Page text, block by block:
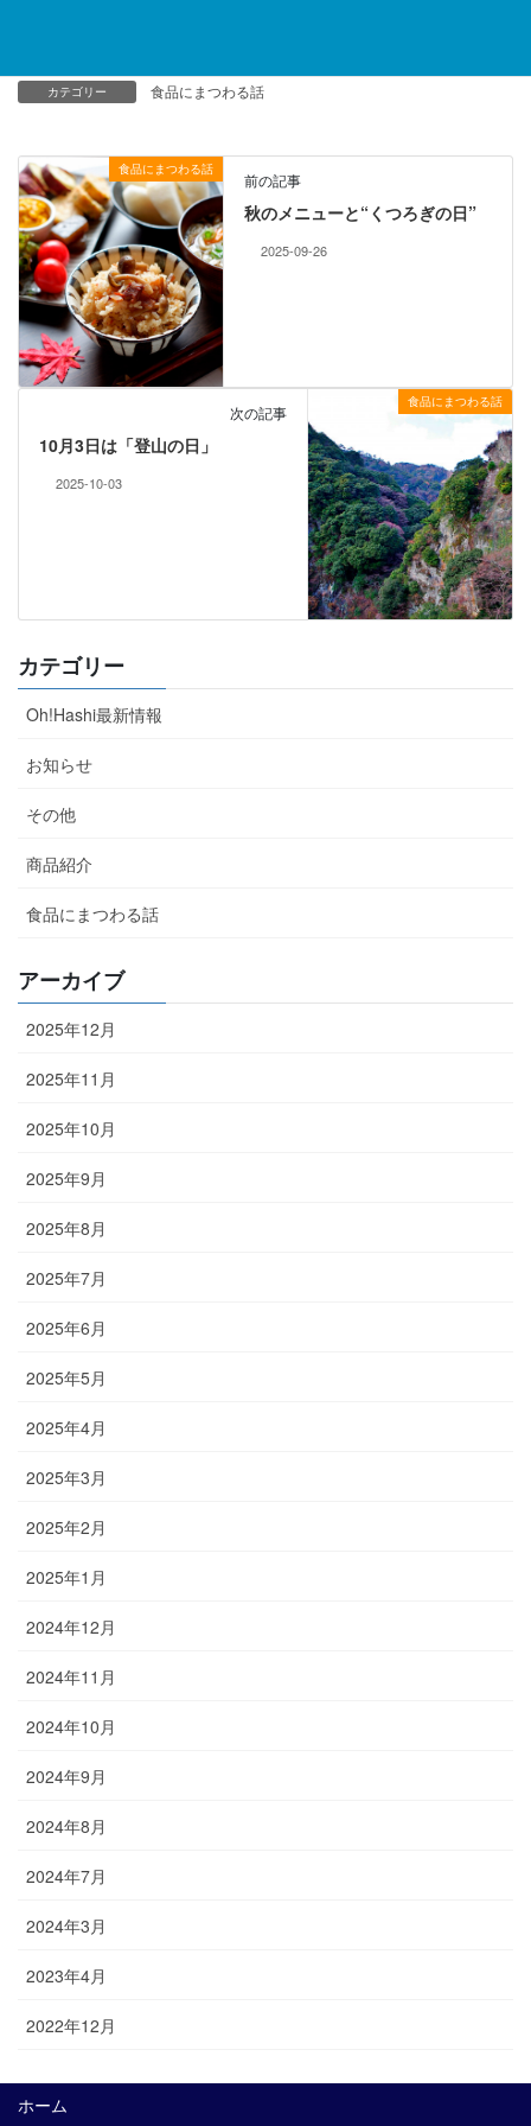
カテゴリー 食品にまつわる話
食品にまつわる話
前の記事
秋のメニューと“くつろぎの日”
2025-09-26
食品にまつわる話
次の記事
10月3日は「登山の日」
2025-10-03
カテゴリー
Oh!Hashi最新情報
お知らせ
その他
商品紹介
食品にまつわる話
アーカイブ
2025年12月
2025年11月
2025年10月
2025年9月
2025年8月
2025年7月
2025年6月
2025年5月
2025年4月
2025年3月
2025年2月
2025年1月
2024年12月
2024年11月
2024年10月
2024年9月
2024年8月
2024年7月
2024年3月
2023年4月
2022年12月
ホーム